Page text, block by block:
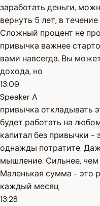
заработать деньги,
вернуть 5 лет, в
Сложный процент не
привычка важнее
вами навсегда. Вы
дохода, но
13:09
Speaker A
привычка откладывать
будет работать на
капитал без привычки -
однажды потратите.
мышление. Сильнее,
Маленькая сумма - это
каждый месяц
13:28